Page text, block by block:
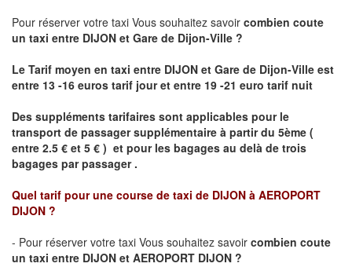
Pour réserver votre taxi Vous souhaitez savoir combien coute
un taxi entre DIJON et Gare de Dijon-Ville ?
Le Tarif moyen en taxi entre DIJON et Gare de Dijon-Ville est
entre 13 -16 euros tarif jour et entre 19 -21 euro tarif nuit
Des suppléments tarifaires sont applicables pour le
transport de passager supplémentaire à partir du 5ème (
entre 2.5 € et 5 € ) et pour les bagages au delà de trois
bagages par passager .
Quel tarif pour une course de taxi de DIJON à AEROPORT
DIJON ?
- Pour réserver votre taxi Vous souhaitez savoir combien coute
un taxi entre DIJON et AEROPORT DIJON ?